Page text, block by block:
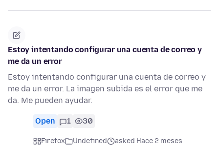
Estoy intentando configurar una cuenta de correo y
me da un error
Estoy intentando configurar una cuenta de correo y
me da un error. La imagen subida es el error que me
da. Me pueden ayudar.
Open 1 30
Firefox Undefined
asked Hace 2 meses